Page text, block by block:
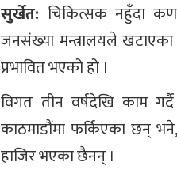
सुर्खेत:चिकित्सक नहुँदा
जनसंख्या मन्त्रालयले
प्रभावित भएको हो ।
विगत तीन वर्षदेखि काम
काठमाडौंमा फर्किएका छन्
हाजिर भएका छैनन् ।